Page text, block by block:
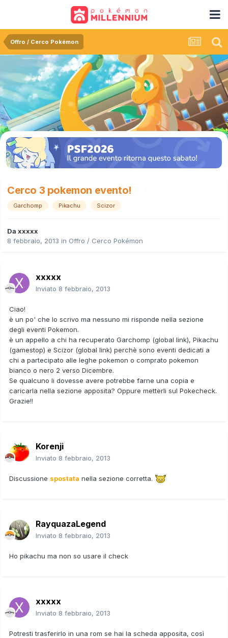
Offro / Cerco Pokémon
Cerco 3 pokemon evento!
Garchomp Pikachu Scizor
Da xxxxx
8 febbraio, 2013 in Offro / Cerco Pokémon
xxxxx
Inviato 8 febbraio, 2013
Ciao!
è un po' che lo scrivo ma nessuno mi risponde nella sezione
degli eventi Pokemon.
è un appello a chi ha recuperato Garchomp (global link), Pikachu
(gamestop) e Scizor (global link) perchè sono eventi dedicati a
chi a partecipato alle leghe pokemon o comprato pokemon
bianco o nero 2 verso Dicembre.
Se qualcuno li dovesse avere potrebbe farne una copia e
caricarla nella sezione apposita? Oppure metterli sul Pokecheck.
Grazie!!
Korenji
Inviato 8 febbraio, 2013
Discussione spostata nella sezione corretta.
RayquazaLegend
Inviato 8 febbraio, 2013
Ho pikachu ma non so usare il check
xxxxx
Inviato 8 febbraio, 2013
Potresti trasferirlo in una rom se hai la scheda apposita, così